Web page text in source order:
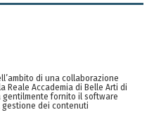
di una collaborazione
Reale Accademia di Belle Arti di
gentilmente fornito il software
dei contenuti